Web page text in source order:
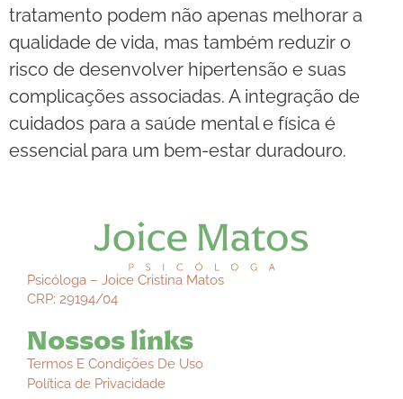
tratamento podem não apenas melhorar a
qualidade de vida, mas também reduzir o
risco de desenvolver hipertensão e suas
complicações associadas. A integração de
cuidados para a saúde mental e física é
essencial para um bem-estar duradouro.
Psicóloga – Joice Cristina Matos
CRP: 29194/04
Nossos links
Termos E Condições De Uso
Política de Privacidade